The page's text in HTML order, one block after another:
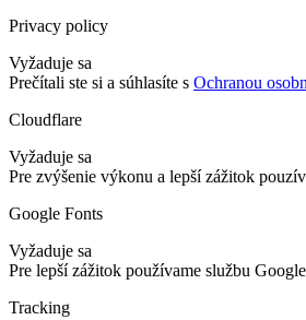
Privacy policy
Vyžaduje sa
Prečítali ste si a súhlasíte s Ochranou
Cloudflare
Vyžaduje sa
Pre zvýšenie výkonu a lepší zážitok
Google Fonts
Vyžaduje sa
Pre lepší zážitok používame službu
Tracking